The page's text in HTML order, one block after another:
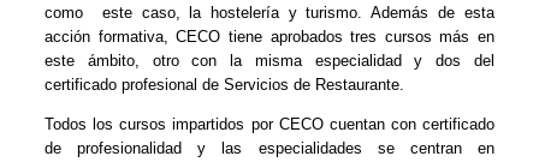
como este caso, la hostelería y turismo. Además de esta
acción formativa, CECO tiene aprobados tres cursos más en
este ámbito, otro con la misma especialidad y dos del
certificado profesional de Servicios de Restaurante.
Todos los cursos impartidos por CECO cuentan con certificado
de profesionalidad y las especialidades se centran en